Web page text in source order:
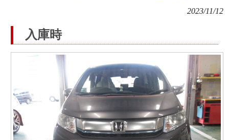
2023/11/12
入庫時